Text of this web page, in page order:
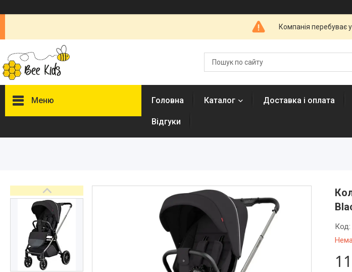
Компанія перебуває
Меню
Документи
Відгуки
Контакти
Головна Каталог Доставка і оплата
Відгуки
Код: